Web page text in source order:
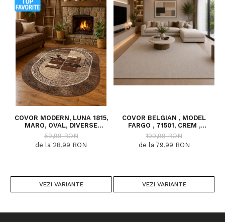
COVOR MODERN, LUNA 1815,
MARO, OVAL, DIVERSE
DIMENSIUNI, 1300 GR/MP
59,99 RON
de la 28,99 RON
VEZI VARIANTE
COVOR BELGIAN , MODEL
FARGO , 71501, CREM ,
DIVERSE DIMENSIUNI
199,99 RON
de la 79,99 RON
VEZI VARIANTE